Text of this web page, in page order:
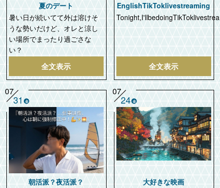
夏のデート
暑い日が続いてて外は溶けそ
うな勢いだけど、オレと涼し
い場所でまったり過ごさな
い？
全文表示
EnglishTikToklivestreaming
全文表示
朝活派？夜活派？
07
31 金
大好きな映画
07
24 金